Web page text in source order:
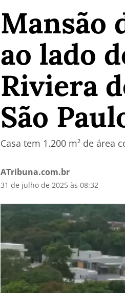
Mansão
ao lado
Riviera
São
Casa tem 1.200 m² de área
ATribuna.com.br
31 de julho de 2025 às 08:32